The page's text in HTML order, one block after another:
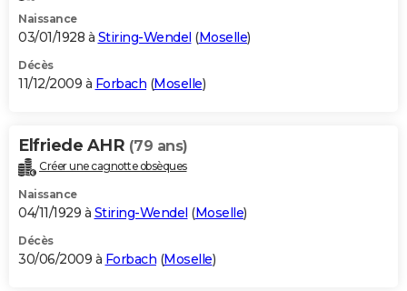
Naissance
03/01/1928 à Stiring-Wendel (Moselle)
Décès
11/12/2009 à Forbach (Moselle)
Elfriede AHR (79 ans)
Créer une cagnotte obsèques
Naissance
04/11/1929 à Stiring-Wendel (Moselle)
Décès
30/06/2009 à Forbach (Moselle)